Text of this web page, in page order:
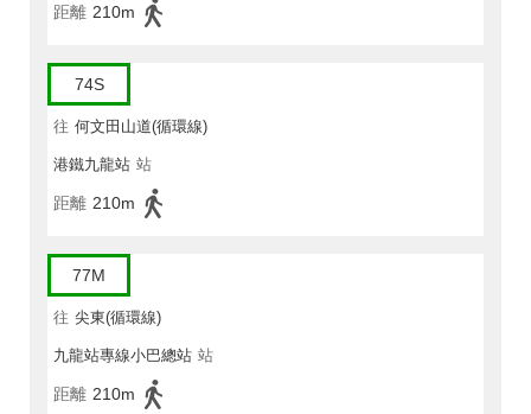
距離 210m
74S
往 何文田山道(循環線)
港鐵九龍站 站
距離 210m
77M
往 尖東(循環線)
九龍站專線小巴總站 站
距離 210m